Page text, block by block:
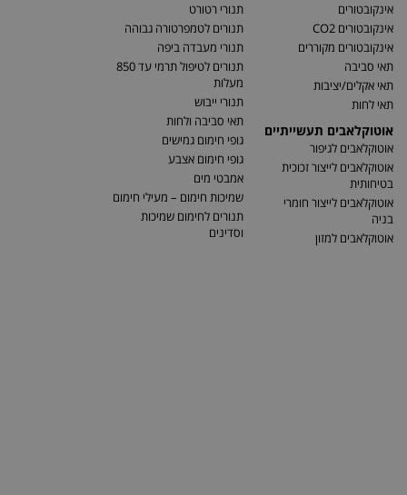
אינקובטורים
אינקובטורים CO2
אינקובטורים מקוררים
תאי סביבה
תאי אקלים/יציבות
תאי לחות
אוטוקלאבים תעשייתיים
אוטוקלאבים לגיפור
אוטוקלאבים לייצור זכוכית
בטיחותית
אוטוקלאבים לייצור חומרי
בניה
אוטוקלאבים למזון
תנורי רטורט
תנורים לטמפרטורה גבוהה
תנורי מעבדה ביפה
תנורים לטיפול תרמי עד 850
מעלות
תנורי ייבוש
תאי סביבה ולחות
גופי חימום גמישים
גופי חימום אצבע
אמבטי מים
שמיכות חימום – מעילי חימום
תנורים לחימום שמיכות
וסדינים